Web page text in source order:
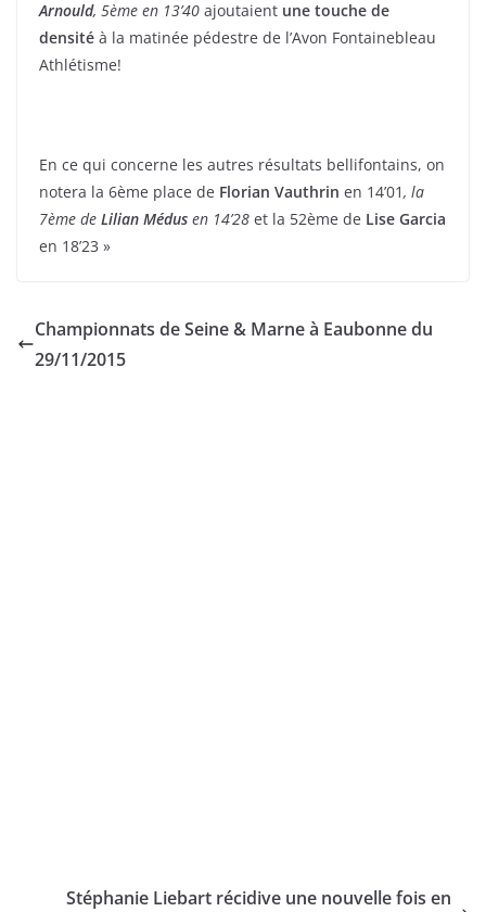
Arnould, 5ème en 13’40 ajoutaient une touche de
densité à la matinée pédestre de l’Avon Fontainebleau
Athlétisme!
En ce qui concerne les autres résultats bellifontains, on
notera la 6ème place de Florian Vauthrin en 14’01, la
7ème de Lilian Médus en 14’28 et la 52ème de Lise Garcia
en 18’23 »
Championnats de Seine & Marne à Eaubonne du
29/11/2015
Stéphanie Liebart récidive une nouvelle fois en